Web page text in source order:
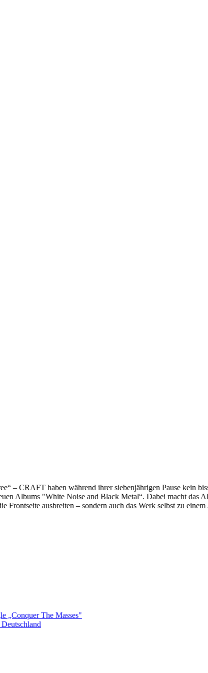
– CRAFT haben während ihrer siebenjährigen Pause kein
Albums "White Noise and Black Metal“. Dabei macht das
ausbreiten – sondern auch das Werk selbst zu
„Conquer The Masses"